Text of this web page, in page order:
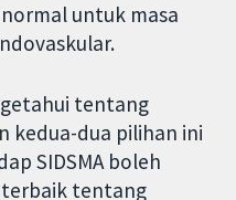
untuk masa
tentang
kedua-dua pilihan ini
SIDSMA boleh
tentang